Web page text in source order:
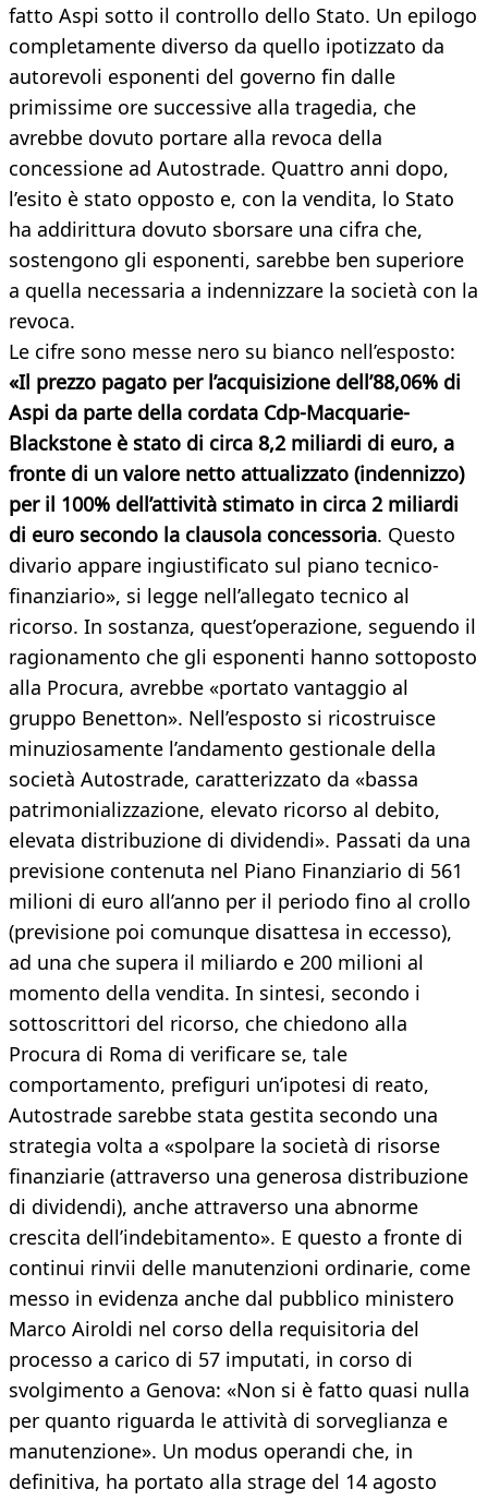
fatto Aspi sotto il controllo dello Stato. Un epilogo
completamente diverso da quello ipotizzato da
autorevoli esponenti del governo fin dalle
primissime ore successive alla tragedia, che
avrebbe dovuto portare alla revoca della
concessione ad Autostrade. Quattro anni dopo,
l’esito è stato opposto e, con la vendita, lo Stato
ha addirittura dovuto sborsare una cifra che,
sostengono gli esponenti, sarebbe ben superiore
a quella necessaria a indennizzare la società con la
revoca.
Le cifre sono messe nero su bianco nell’esposto:
«Il prezzo pagato per l’acquisizione dell’88,06% di
Aspi da parte della cordata Cdp-Macquarie-
Blackstone è stato di circa 8,2 miliardi di euro, a
fronte di un valore netto attualizzato (indennizzo)
per il 100% dell’attività stimato in circa 2 miliardi
di euro secondo la clausola concessoria. Questo
divario appare ingiustificato sul piano tecnico-
finanziario», si legge nell’allegato tecnico al
ricorso. In sostanza, quest’operazione, seguendo il
ragionamento che gli esponenti hanno sottoposto
alla Procura, avrebbe «portato vantaggio al
gruppo Benetton». Nell’esposto si ricostruisce
minuziosamente l’andamento gestionale della
società Autostrade, caratterizzato da «bassa
patrimonializzazione, elevato ricorso al debito,
elevata distribuzione di dividendi». Passati da una
previsione contenuta nel Piano Finanziario di 561
milioni di euro all’anno per il periodo fino al crollo
(previsione poi comunque disattesa in eccesso),
ad una che supera il miliardo e 200 milioni al
momento della vendita. In sintesi, secondo i
sottoscrittori del ricorso, che chiedono alla
Procura di Roma di verificare se, tale
comportamento, prefiguri un’ipotesi di reato,
Autostrade sarebbe stata gestita secondo una
strategia volta a «spolpare la società di risorse
finanziarie (attraverso una generosa distribuzione
di dividendi), anche attraverso una abnorme
crescita dell’indebitamento». E questo a fronte di
continui rinvii delle manutenzioni ordinarie, come
messo in evidenza anche dal pubblico ministero
Marco Airoldi nel corso della requisitoria del
processo a carico di 57 imputati, in corso di
svolgimento a Genova: «Non si è fatto quasi nulla
per quanto riguarda le attività di sorveglianza e
manutenzione». Un modus operandi che, in
definitiva, ha portato alla strage del 14 agosto